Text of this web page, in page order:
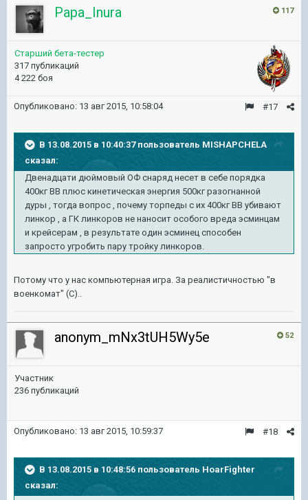
117
Papa_Inura
Старший бета-тестер
317 публикаций
4 222 боя
#17
Опубликовано: 13 авг 2015, 10:58:04
В 13.08.2015 в 10:40:37 пользователь MISHAPCHELA
сказал:
Двенадцати дюймовый ОФ снаряд несет в себе порядка
400кг ВВ плюс кинетическая энергия 500кг разогнанной
дуры , тогда вопрос , почему торпеды с их 400кг ВВ убивают
линкор , а ГК линкоров не наносит особого вреда эсминцам
и крейсерам , в результате один эсминец способен
запросто угробить пару тройку линкоров.
Потому что у нас компьютерная игра. За реалистичностью "в
военкомат" (С)..
52
anonym_mNx3tUH5Wy5e
Участник
236 публикаций
#18
Опубликовано: 13 авг 2015, 10:59:37
В 13.08.2015 в 10:48:56 пользователь HoarFighter
сказал: